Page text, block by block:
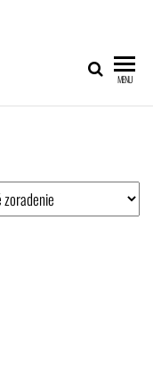
UNIVERZITNÁ
KNIŽNICA
MENU